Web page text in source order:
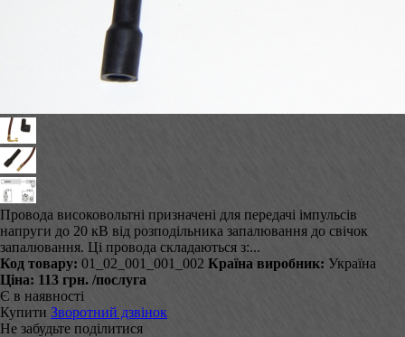
Провода високовольтні призначені для передачі імпульсів
напруги до 20 кВ від розподільника запалювання до свічок
запалювання. Ці провода складаються з:...
Код товару: 01_02_001_001_002 Країна виробник: Україна
Ціна: 113 грн. /послуга
Є в наявності
Купити Зворотний дзвінок
Не забудьте поділитися